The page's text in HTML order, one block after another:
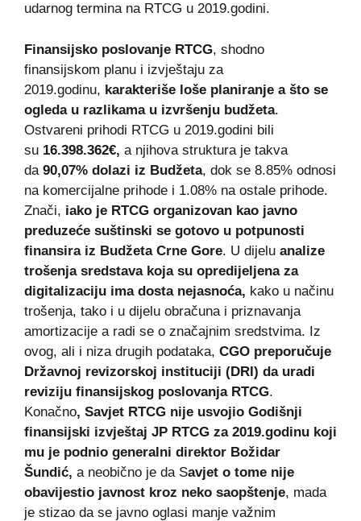
udarnog termina na RTCG u 2019.godini.
Finansijsko poslovanje RTCG, shodno
finansijskom planu i izvještaju za
2019.godinu, karakteriše loše planiranje a što se
ogleda u razlikama u izvršenju budžeta.
Ostvareni prihodi RTCG u 2019.godini bili
su 16.398.362€, a njihova struktura je takva
da 90,07% dolazi iz Budžeta, dok se 8.85% odnosi
na komercijalne prihode i 1.08% na ostale prihode.
Znači, iako je RTCG organizovan kao javno
preduzeće suštinski se gotovo u potpunosti
finansira iz Budžeta Crne Gore. U dijelu analize
trošenja sredstava koja su opredijeljena za
digitalizaciju ima dosta nejasnoća, kako u načinu
trošenja, tako i u dijelu obračuna i priznavanja
amortizacije a radi se o značajnim sredstvima. Iz
ovog, ali i niza drugih podataka, CGO preporučuje
Državnoj revizorskoj instituciji (DRI) da uradi
reviziju finansijskog poslovanja RTCG.
Konačno, Savjet RTCG nije usvojio Godišnji
finansijski izvještaj JP RTCG za 2019.godinu koji
mu je podnio generalni direktor Božidar
Šundić, a neobično je da Savjet o tome nije
obavijestio javnost kroz neko saopštenje, mada
je stizao da se javno oglasi manje važnim